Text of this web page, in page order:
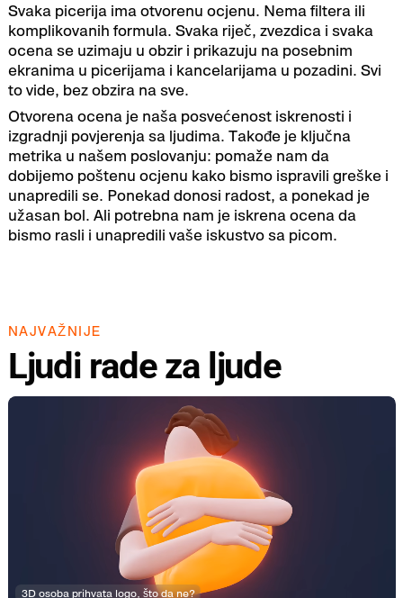
Svaka picerija ima otvorenu ocjenu. Nema filtera ili
komplikovanih formula. Svaka riječ, zvezdica i svaka
ocena se uzimaju u obzir i prikazuju na posebnim
ekranima u picerijama i kancelarijama u pozadini. Svi
to vide, bez obzira na sve.
Otvorena ocena je naša posvećenost iskrenosti i
izgradnji povjerenja sa ljudima. Takođe je ključna
metrika u našem poslovanju: pomaže nam da
dobijemo poštenu ocjenu kako bismo ispravili greške i
unapredili se. Ponekad donosi radost, a ponekad je
užasan bol. Ali potrebna nam je iskrena ocena da
bismo rasli i unapredili vaše iskustvo sa picom.
NAJVAŽNIJE
Ljudi rade za ljude
3D osoba prihvata logo, što da ne?